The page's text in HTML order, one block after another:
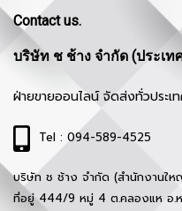
Contact us.
บริษัท ช ช้าง จำกัด (ประเท
ฝ่ายขายออนไลน์ จัดส่งทั่วประเ
Tel : 094-589-4525
บริษัท ช ช้าง จำกัด (สำนักงานใ
ที่อยู่ 444/9 หมู่ 4 ต.คลองแห อ.